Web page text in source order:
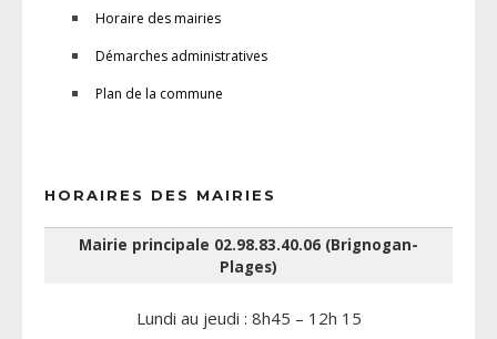
Horaire des mairies
Démarches administratives
Plan de la commune
HORAIRES DES MAIRIES
Mairie principale 02.98.83.40.06 (Brignogan-
Plages)
Lundi au jeudi : 8h45 – 12h 15